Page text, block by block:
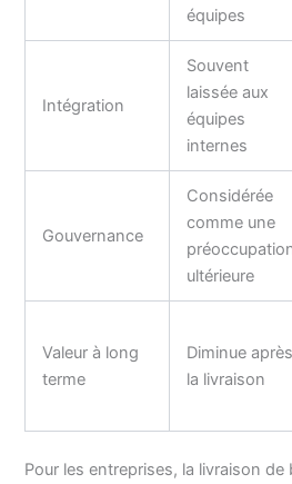
équipes
Intégration
Souvent
laissée aux
équipes
internes
Gouvernance
Considérée
comme une
ultérieure
Valeur à long
terme
Diminue après
la livraison
Pour les entreprises, la livraison